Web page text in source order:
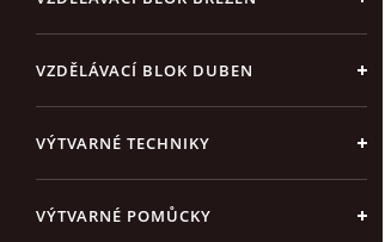
VZDĚLÁVACÍ BLOK DUBEN
VÝTVARNÉ TECHNIKY
VÝTVARNÉ POMŮCKY